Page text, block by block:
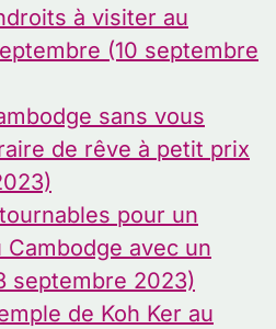
à visiter au
(10 septembre
sans vous
de rêve à petit prix
pour un
avec un
septembre 2023)
de Koh Ker au